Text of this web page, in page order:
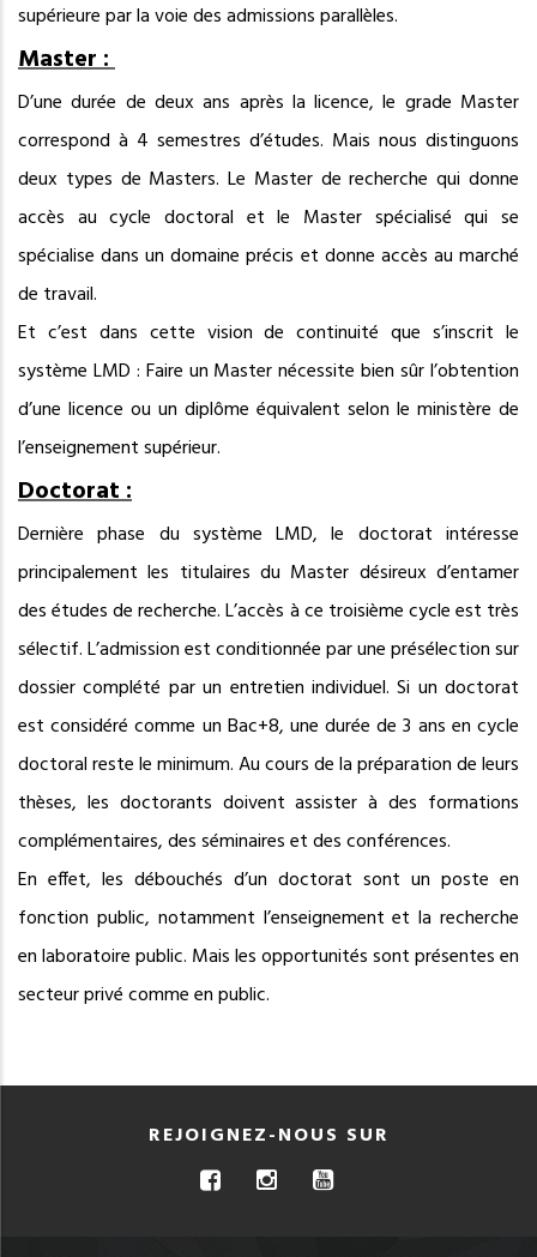
supérieure par la voie des admissions parallèles.
Master :
D’une durée de deux ans après la licence, le grade Master
correspond à 4 semestres d’études. Mais nous distinguons
deux types de Masters. Le Master de recherche qui donne
accès au cycle doctoral et le Master spécialisé qui se
spécialise dans un domaine précis et donne accès au marché
de travail.
Et c’est dans cette vision de continuité que s’inscrit le
système LMD : Faire un Master nécessite bien sûr l’obtention
d’une licence ou un diplôme équivalent selon le ministère de
l’enseignement supérieur.
Doctorat :
Dernière phase du système LMD, le doctorat intéresse
principalement les titulaires du Master désireux d’entamer
des études de recherche. L’accès à ce troisième cycle est très
sélectif. L’admission est conditionnée par une présélection sur
dossier complété par un entretien individuel. Si un doctorat
est considéré comme un Bac+8, une durée de 3 ans en cycle
doctoral reste le minimum. Au cours de la préparation de leurs
thèses, les doctorants doivent assister à des formations
complémentaires, des séminaires et des conférences.
En effet, les débouchés d’un doctorat sont un poste en
fonction public, notamment l’enseignement et la recherche
en laboratoire public. Mais les opportunités sont présentes en
secteur privé comme en public.
REJOIGNEZ-NOUS SUR